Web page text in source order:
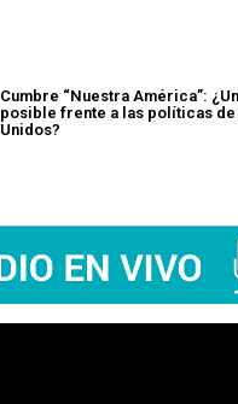
Cumbre “Nuestra América”:
posible frente a las políticas de
Unidos?